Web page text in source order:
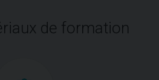
de formation